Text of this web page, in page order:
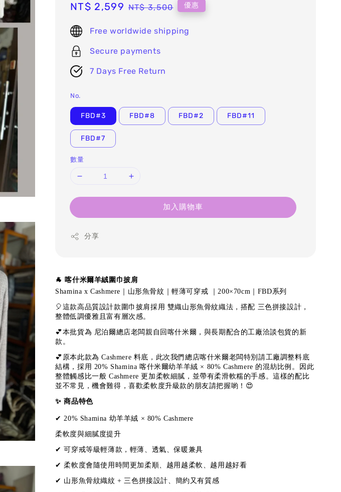
Sale
NT$ 2,599 Regular
NT$ 3,500 優惠
Free worldwide shipping
Secure payments
7 Days Free Return
No.
FBD#3 FBD#8 FBD#2 FBD#11
FBD#7
數量
加入購物車
分享
🐐 喀什米爾羊絨圍巾披肩
Shamina x Cashmere｜山形魚骨紋｜輕薄可穿戒 ｜200×70cm｜FBD系列
🎈這款高品質設計款圍巾披肩採用 雙織山形魚骨紋織法，搭配 三色拼接設計，
整體低調優雅且富有層次感。
💕本批貨為 尼泊爾總店老闆親自回喀什米爾，與長期配合的工廠洽談包貨的新
款。
💕原本此款為 Cashmere 料底，此次我們總店喀什米爾老闆特別請工廠調整料底
結構，採用 20% Shamina 喀什米爾幼羊羊絨 × 80% Cashmere 的混紡比例。因此
整體觸感比一般 Cashmere 更加柔軟細膩，並帶有柔滑軟糯的手感。這樣的配比
並不常見，機會難得，喜歡柔軟度升級款的朋友請把握喲！😍
✨ 商品特色
✔ 20% Shamina 幼羊羊絨 × 80% Cashmere
柔軟度與細膩度提升
✔ 可穿戒等級輕薄款， 輕薄、透氣、保暖兼具
✔ 柔軟度會隨使用時間更加柔順、越用越柔軟、越用越好看
✔ 山形魚骨紋織紋 + 三色拼接設計、簡約又有質感